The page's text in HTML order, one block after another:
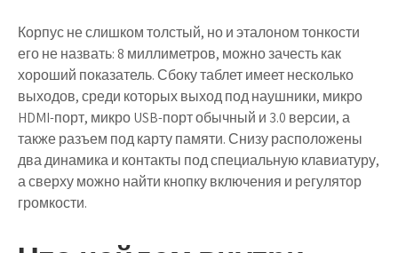
Корпус не слишком толстый, но и эталоном тонкости
его не назвать: 8 миллиметров, можно зачесть как
хороший показатель. Сбоку таблет имеет несколько
выходов, среди которых выход под наушники, микро
HDMI-порт, микро USB-порт обычный и 3.0 версии, а
также разъем под карту памяти. Снизу расположены
два динамика и контакты под специальную клавиатуру,
а сверху можно найти кнопку включения и регулятор
громкости.